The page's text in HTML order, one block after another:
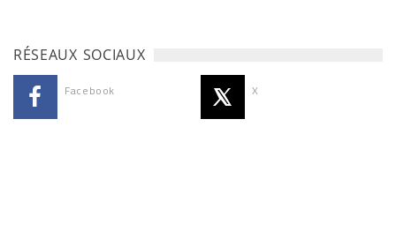
RÉSEAUX SOCIAUX
Facebook X